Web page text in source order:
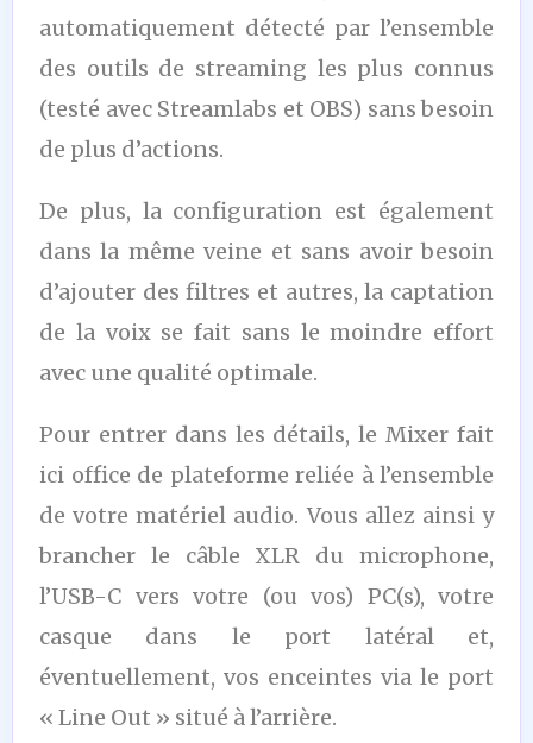
automatiquement détecté par l’ensemble
des outils de streaming les plus connus
(testé avec Streamlabs et OBS) sans besoin
de plus d’actions.
De plus, la configuration est également
dans la même veine et sans avoir besoin
d’ajouter des filtres et autres, la captation
de la voix se fait sans le moindre effort
avec une qualité optimale.
Pour entrer dans les détails, le Mixer fait
ici office de plateforme reliée à l’ensemble
de votre matériel audio. Vous allez ainsi y
brancher le câble XLR du microphone,
l’USB-C vers votre (ou vos) PC(s), votre
casque dans le port latéral et,
éventuellement, vos enceintes via le port
« Line Out » situé à l’arrière.